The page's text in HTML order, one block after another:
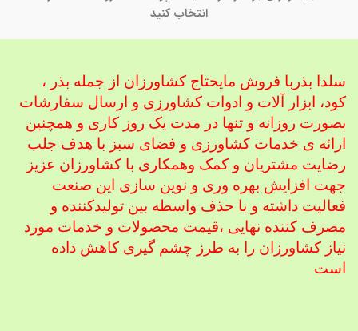
انتخاب کنید
سلدا بذربا فروش مایحتاج کشاورزان از جمله بذر ،
کود، ابزار آلات و ادوات کشاورزی و ارسال سفارشات
بصورت روزانه و تنها در مدت یک روز کاری و همچنین
ارائه ی خدمات کشاورزی و فضای سبز با هدف جلب
رضایت مشتریان و کمک وهمکاری با کشاورزان عزیز
جهت افزایش بهره وری و نوین سازی این صنعت
فعالیت داشته و با حذف واسطه بین تولیدکننده و
مصرف کننده نهایی ،قیمت محصولات و خدمات مورد
نیاز کشاورزان را به طرز چشم گیری کاهش داده
است